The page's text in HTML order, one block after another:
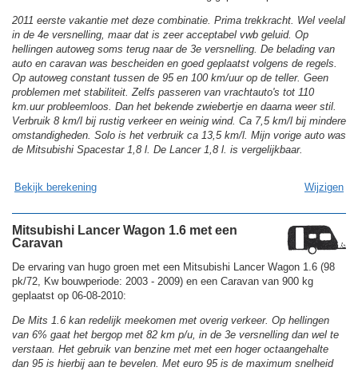
2011 eerste vakantie met deze combinatie. Prima trekkracht. Wel veelal
in de 4e versnelling, maar dat is zeer acceptabel vwb geluid. Op
hellingen autoweg soms terug naar de 3e versnelling. De belading van
auto en caravan was bescheiden en goed geplaatst volgens de regels.
Op autoweg constant tussen de 95 en 100 km/uur op de teller. Geen
problemen met stabiliteit. Zelfs passeren van vrachtauto's tot 110
km.uur probleemloos. Dan het bekende zwiebertje en daarna weer stil.
Verbruik 8 km/l bij rustig verkeer en weinig wind. Ca 7,5 km/l bij mindere
omstandigheden. Solo is het verbruik ca 13,5 km/l. Mijn vorige auto was
de Mitsubishi Spacestar 1,8 l. De Lancer 1,8 l. is vergelijkbaar.
Bekijk berekening Wijzigen
Mitsubishi Lancer Wagon 1.6 met een
Caravan
De ervaring van hugo groen met een Mitsubishi Lancer Wagon 1.6 (98
pk/72, Kw bouwperiode: 2003 - 2009) en een Caravan van 900 kg
geplaatst op 06-08-2010:
De Mits 1.6 kan redelijk meekomen met overig verkeer. Op hellingen
van 6% gaat het bergop met 82 km p/u, in de 3e versnelling dan wel te
verstaan. Het gebruik van benzine met met een hoger octaangehalte
dan 95 is hierbij aan te bevelen. Met euro 95 is de maximum snelheid